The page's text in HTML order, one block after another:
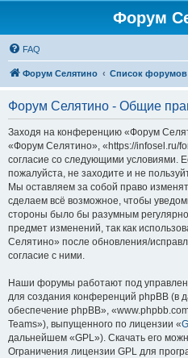
Форум
FAQ
Форум Селятино Список форумов
Форум Селятино - Общие
Заходя на конференцию «Форум
«Форум Селятино», «https://infosel.ru/
согласие со следующими условиями.
пожалуйста, не заходите и не
Мы оставляем за собой право
сделаем всё возможное, чтобы
стороны было бы разумным регулярно
предмет изменений, так как
Селятино» после обновления/
согласие с ними.
Наши форумы работают под
для создания конференций phpBB (в
обеспечение phpBB»,
Teams»), выпущенного по лицензии «
дальнейшем «GPL»). Скачать его
Ограничения лицензии GPL для